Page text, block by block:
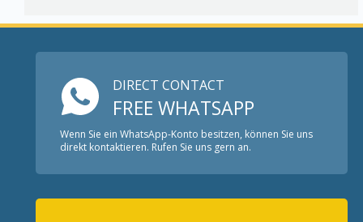
DIRECT CONTACT
FREE WHATSAPP
Wenn Sie ein WhatsApp-Konto besitzen, können Sie uns
direkt kontaktieren. Rufen Sie uns gern an.